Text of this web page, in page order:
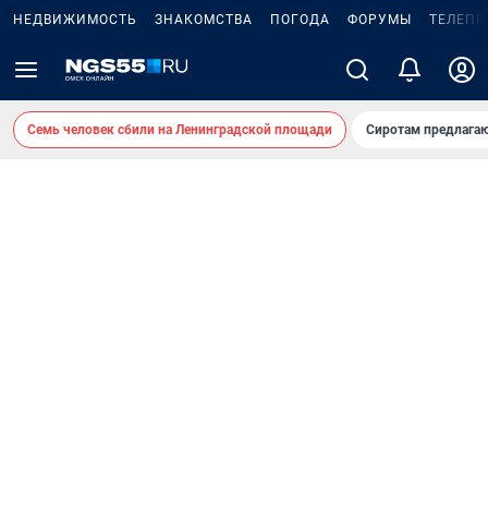
НЕДВИЖИМОСТЬ ЗНАКОМСТВА ПОГОДА ФОРУМЫ
Семь человек сбили на Ленинградской площади Сиротам